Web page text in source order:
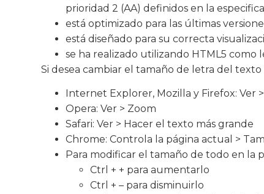
prioridad 2 (AA) definidos en la
está optimizado para las últimas
está diseñado para su correcta
se ha realizado utilizando HTML5 como
Si desea cambiar el tamaño de letra del
Internet Explorer, Mozilla y Firefox: Ver
Opera: Ver > Zoom
Safari: Ver > Hacer el texto más grande
Chrome: Controla la página actual >
Para modificar el tamaño de todo en la
Ctrl + + para aumentarlo
Ctrl + – para disminuirlo